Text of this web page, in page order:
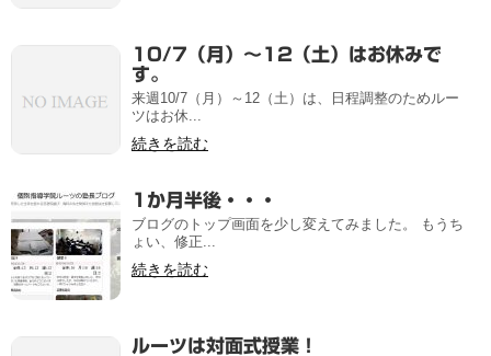
10/7（月）～12（土）はお休みで
す。
来週10/7（月）～12（土）は、日程調整のためルー
ツはお休...
続きを読む
1か月半後・・・
ブログのトップ画面を少し変えてみました。 もうち
ょい、修正...
続きを読む
ルーツは対面式授業！